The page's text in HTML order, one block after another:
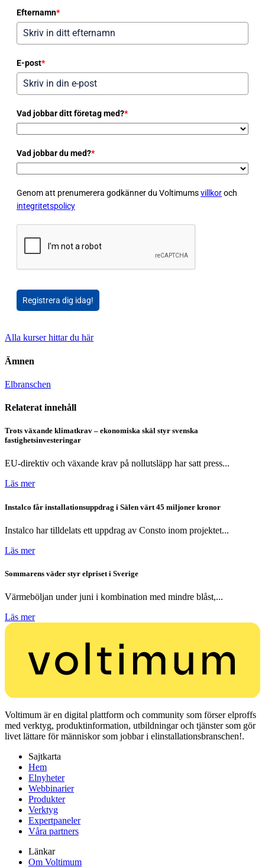
Efternamn*
E-post*
Vad jobbar ditt företag med?*
Vad jobbar du med?*
Genom att prenumerera godkänner du Voltimumsvillkoroch
integritetspolicy
Registrera dig idag!
Alla kurser hittar du här
Ämnen
Elbranschen
Relaterat innehåll
Trots växande klimatkrav – ekonomiska skäl styr svenska
fastighetsinvesteringar
EU-direktiv och växande krav på nollutsläpp har satt press...
Läs mer
Instalco får installationsuppdrag i Sälen värt 45 miljoner kronor
Instalco har tilldelats ett uppdrag av Consto inom projektet...
Läs mer
Sommarens väder styr elpriset i Sverige
Värmeböljan under juni i kombination med mindre blåst,...
Läs mer
Voltimum är en digital plattform och community som förser elproffs
med verktyg, produktinformation, utbildningar och tjänster som gör
livet lättare för människor som jobbar i elinstallationsbranschen!.
Sajtkarta
Hem
Elnyheter
Webbinarier
Produkter
Verktyg
Expertpaneler
Våra partners
Länkar
Om Voltimum